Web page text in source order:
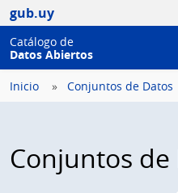
gub.uy
Catálogo de
Datos Abiertos
Inicio Conjuntos de Datos
Conjuntos de